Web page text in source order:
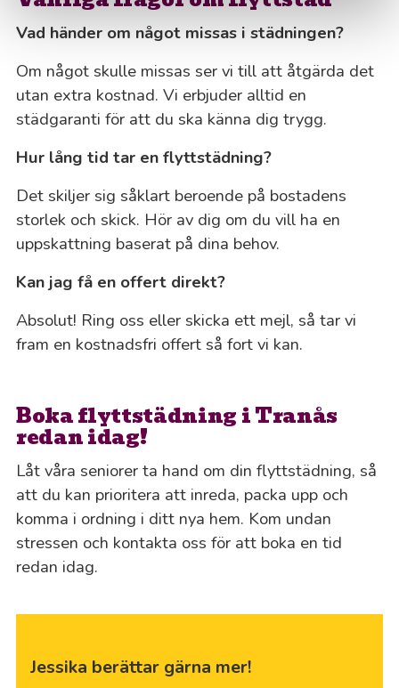
Vad händer om något missas i städningen?
Om något skulle missas ser vi till att åtgärda det
utan extra kostnad. Vi erbjuder alltid en
städgaranti för att du ska känna dig trygg.
Hur lång tid tar en flyttstädning?
Det skiljer sig såklart beroende på bostadens
storlek och skick. Hör av dig om du vill ha en
uppskattning baserat på dina behov.
Kan jag få en offert direkt?
Absolut! Ring oss eller skicka ett mejl, så tar vi
fram en kostnadsfri offert så fort vi kan.
Boka flyttstädning i Tranås
redan idag!
Låt våra seniorer ta hand om din flyttstädning, så
att du kan prioritera att inreda, packa upp och
komma i ordning i ditt nya hem. Kom undan
stressen och kontakta oss för att boka en tid
redan idag.
Jessika berättar gärna mer!